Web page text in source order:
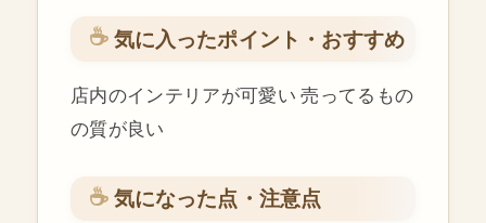
気に入ったポイント・おすすめ
店内のインテリアが可愛い 売ってるもの
の質が良い
気になった点・注意点